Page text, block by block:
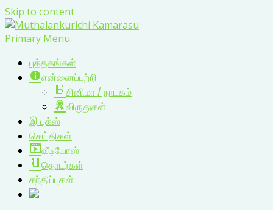
Skip to content
Primary Menu
புத்தகங்கள்
என்னைப்பற்றி
சினிமா / நாடகம்
விருதுகள்
இ புக்ஸ்
செய்திகள்
வீடியோஸ்
தொடர்கள்
சந்திப்புகள்